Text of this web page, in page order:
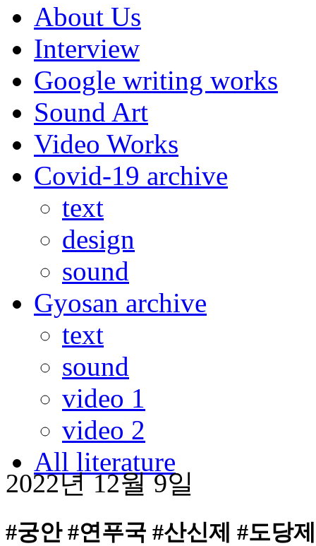
About Us
Interview
Google writing works
Sound Art
Video Works
Covid-19 archive
text
design
sound
Gyosan archive
text
sound
video 1
video 2
All literature
2022년 12월 9일
#궁안 #연푸국 #산신제 #도당